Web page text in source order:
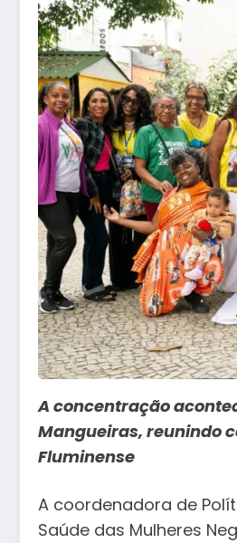
A concentração
Mangueiras, reunindo
Fluminense
A coordenadora de
Saúde das Mulheres